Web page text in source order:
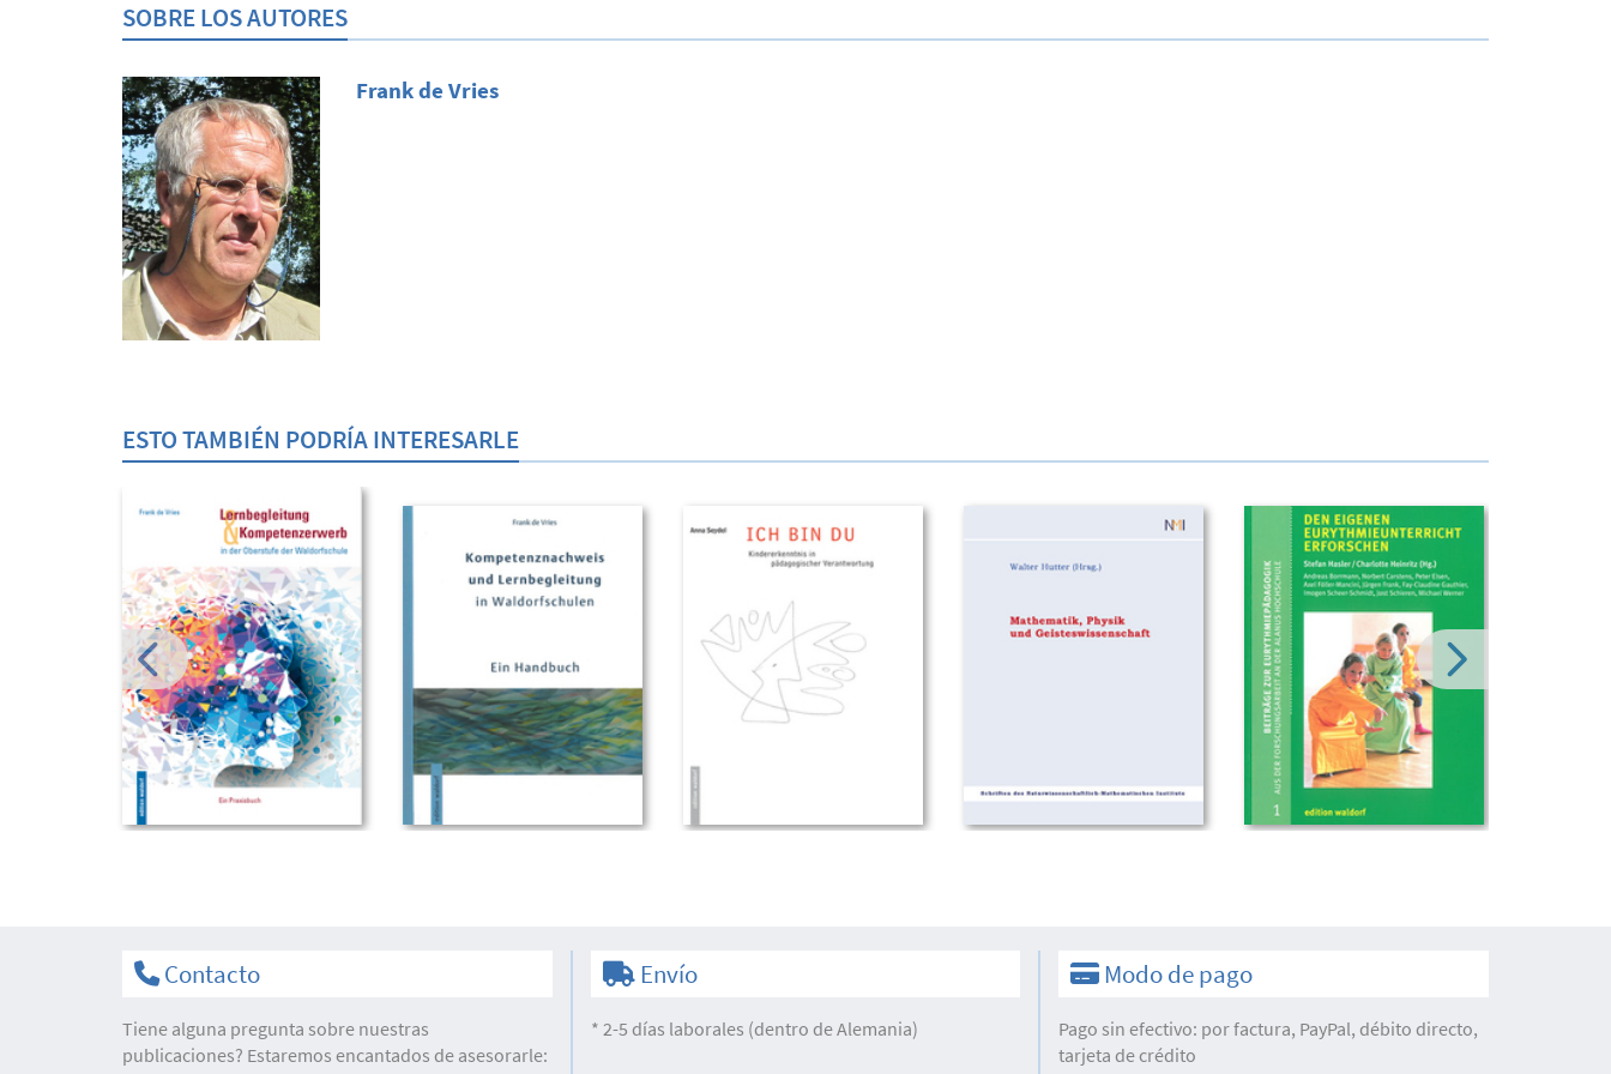
SOBRE LOS AUTORES
Frank de Vries
ESTO TAMBIÉN PODRÍA INTERESARLE
Contacto
Tiene alguna pregunta sobre nuestras
publicaciones? Estaremos encantados de asesorarle:
Envío
* 2-5 días laborales (dentro de Alemania)
Modo de pago
Pago sin efectivo: por factura, PayPal, débito directo,
tarjeta de crédito